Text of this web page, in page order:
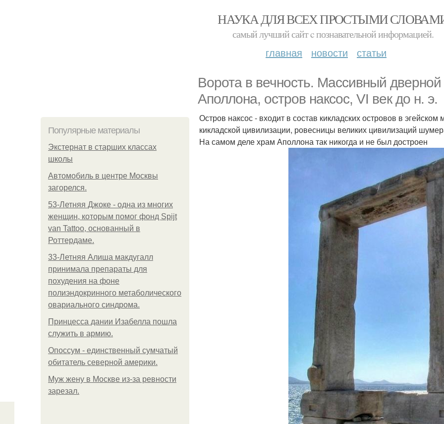
НАУКА ДЛЯ ВСЕХ ПРОСТЫМИ
самый лучший сайт c познавательной информацией.
главная новости статьи
Ворота в вечность. Массивный
Аполлона, остров наксос, VI век до н. э.
Популярные материалы
Экстернат в старших классах
школы
Автомобиль в центре Москвы
загорелся.
53-Летняя Джоке - одна из многих
женщин, которым помог фонд Spijt
van Tattoo, основанный в
Роттердаме.
33-Летняя Алиша макдугалл
принимала препараты для
похудения на фоне
полиэндокринного метаболического
овариального синдрома.
Принцесса дании Изабелла пошла
служить в армию.
Опоссум - единственный сумчатый
обитатель северной америки.
Mуж жену в Москве из-за ревности
зарезал.
Остров наксос - входит в состав кикладских островов в
кикладской цивилизации, ровесницы великих цивилизаций
На самом деле храм Аполлона так никогда и не был достроен